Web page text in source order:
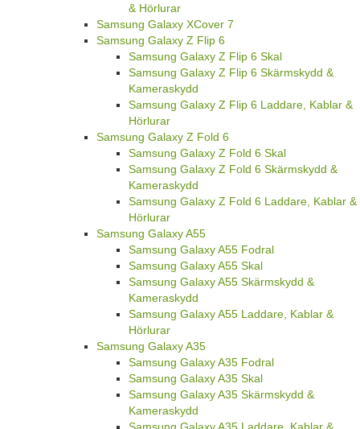
& Hörlurar
Samsung Galaxy XCover 7
Samsung Galaxy Z Flip 6
Samsung Galaxy Z Flip 6 Skal
Samsung Galaxy Z Flip 6 Skärmskydd &
Kameraskydd
Samsung Galaxy Z Flip 6 Laddare, Kablar &
Hörlurar
Samsung Galaxy Z Fold 6
Samsung Galaxy Z Fold 6 Skal
Samsung Galaxy Z Fold 6 Skärmskydd &
Kameraskydd
Samsung Galaxy Z Fold 6 Laddare, Kablar &
Hörlurar
Samsung Galaxy A55
Samsung Galaxy A55 Fodral
Samsung Galaxy A55 Skal
Samsung Galaxy A55 Skärmskydd &
Kameraskydd
Samsung Galaxy A55 Laddare, Kablar &
Hörlurar
Samsung Galaxy A35
Samsung Galaxy A35 Fodral
Samsung Galaxy A35 Skal
Samsung Galaxy A35 Skärmskydd &
Kameraskydd